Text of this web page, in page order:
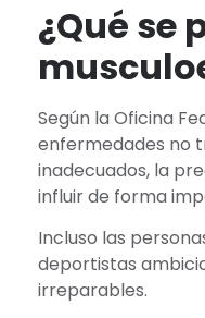
¿Qué se
Según la Oficina
enfermedades no
inadecuados, la
influir de forma
Incluso las
deportistas
irreparables.